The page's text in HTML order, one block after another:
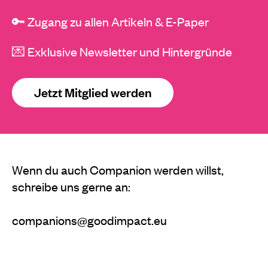
🔑 Zugang zu allen Artikeln & E-Paper
💌 Exklusive Newsletter und Hintergründe
Jetzt Mitglied werden
Wenn du auch Companion werden willst,
schreibe uns gerne an:
companions@goodimpact.eu